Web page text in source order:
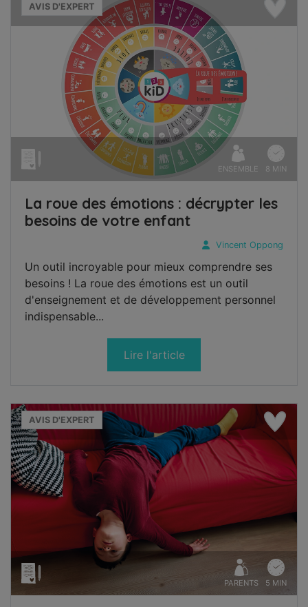
AVIS D'EXPERT
ENSEMBLE 8 MIN
La roue des émotions : décrypter les
besoins de votre enfant
Vincent Oppong
Un outil incroyable pour mieux comprendre ses
besoins ! La roue des émotions est un outil
d'enseignement et de développement personnel
indispensable...
Lire l'article
AVIS D'EXPERT
PARENTS 5 MIN